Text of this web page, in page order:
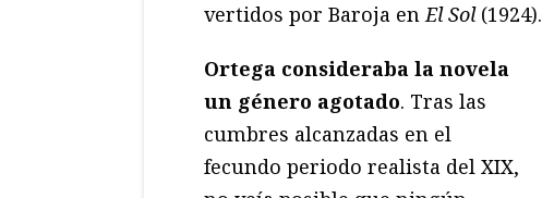
vertidos por Baroja enEl Sol(1924).
Ortega consideraba la novela
un género agotado. Tras las
cumbres alcanzadas en el
fecundo periodo realista del XIX,